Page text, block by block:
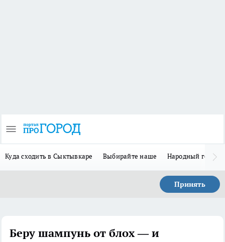
Куда сходить в Сыктывкаре Выбирайте наше Народный герой
Принять
Беру шампунь от блох — и